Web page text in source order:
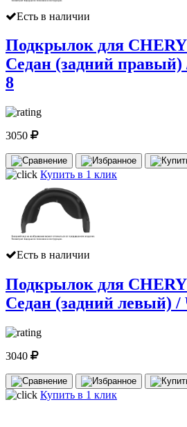
Есть в наличии
Подкрылок для
Седан (задний
8
3050
Купить в 1 клик
Есть в наличии
Подкрылок для
Седан (задний левый)
3040
Купить в 1 клик